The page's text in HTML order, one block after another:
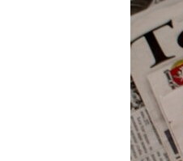
КРЫМ.НЕПОКОРЕННЫЙ
УКРАИНСКАЯ ПРОБЛЕМА КРЫМА